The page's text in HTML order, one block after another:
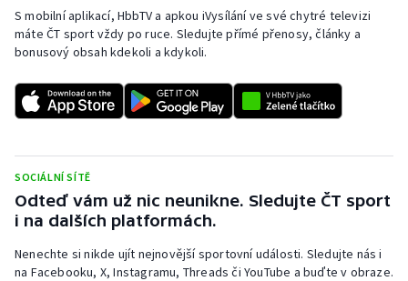
Volejbal
Ostatní
S mobilní aplikací, HbbTV a apkou iVysílání ve své chytré televizi
máte ČT sport vždy po ruce. Sledujte přímé přenosy, články a
bonusový obsah kdekoli a kdykoli.
SOCIÁLNÍ SÍTĚ
Odteď vám už nic neunikne. Sledujte ČT sport
i na dalších platformách.
Nenechte si nikde ujít nejnovější sportovní události. Sledujte nás i
na Facebooku, X, Instagramu, Threads či YouTube a buďte v obraze.